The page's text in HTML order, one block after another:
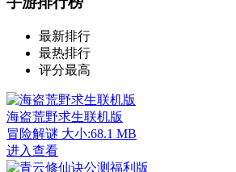
最新排行
最热排行
评分最高
海盗荒野求生联机版
冒险解谜 大小:68.1 MB
进入查看